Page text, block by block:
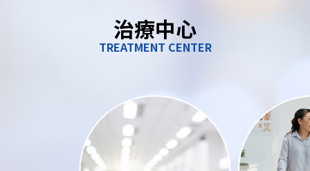
治療中心
TREATMENT CENTER